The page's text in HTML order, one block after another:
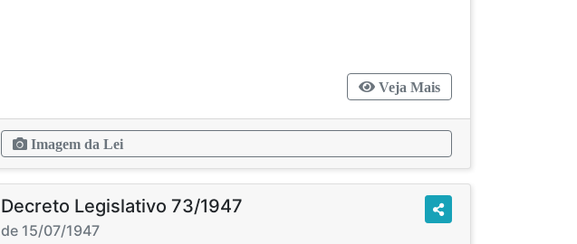
Veja Mais
Imagem da Lei
Decreto Legislativo 73/1947
de 15/07/1947